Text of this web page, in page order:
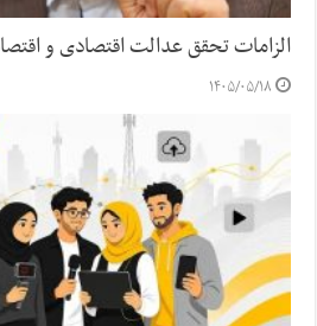
الزامات تحقق عدالت اقتصادی و
۱۴۰۵/۰۵/۱۸